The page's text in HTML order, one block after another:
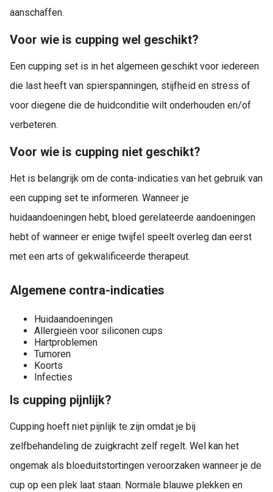
aanschaffen.
Voor wie is cupping wel geschikt?
Een cupping set is in het algemeen geschikt voor iedereen
die last heeft van spierspanningen, stijfheid en stress of
voor diegene die de huidconditie wilt onderhouden en/of
verbeteren.
Voor wie is cupping niet geschikt?
Het is belangrijk om de conta-indicaties van het gebruik van
een cupping set te informeren. Wanneer je
huidaandoeningen hebt, bloed gerelateerde aandoeningen
hebt of wanneer er enige twijfel speelt overleg dan eerst
met een arts of gekwalificeerde therapeut.
Algemene contra-indicaties
Huidaandoeningen
Allergieën voor siliconen cups
Hartproblemen
Tumoren
Koorts
Infecties
Is cupping pijnlijk?
Cupping hoeft niet pijnlijk te zijn omdat je bij
zelfbehandeling de zuigkracht zelf regelt. Wel kan het
ongemak als bloeduitstortingen veroorzaken wanneer je de
cup op een plek laat staan. Normale blauwe plekken en